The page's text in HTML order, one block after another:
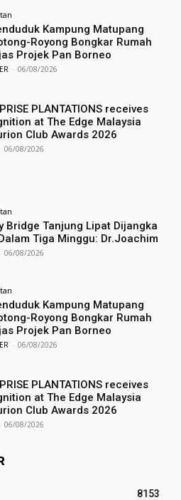
Kampung Matupang
Royong Bongkar Rumah
Projek Pan Borneo
- 06/08/2026
PLANTATIONS receives
at The Edge Malaysia
Club Awards 2026
- 06/08/2026
Bridge Tanjung Lipat Dijangka
Tiga Minggu: Dr.Joachim
- 06/08/2026
Kampung Matupang
Royong Bongkar Rumah
Projek Pan Borneo
- 06/08/2026
PLANTATIONS receives
at The Edge Malaysia
Club Awards 2026
- 06/08/2026
8153